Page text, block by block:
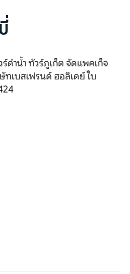
ร์ดำน้ำ ทัวร์ภูเก็ต จัดแพคเก็จ
เบสเฟรนด์ ฮอลิเดย์ ใบ